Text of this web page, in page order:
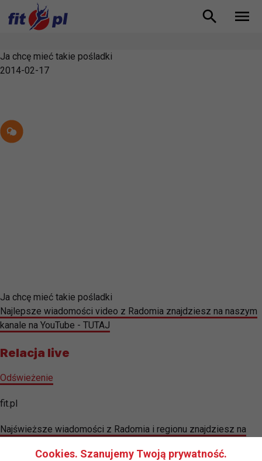
Ja chcę mieć takie pośladki
2014-02-17
Ja chcę mieć takie pośladki
Najlepsze wiadomości video z Radomia znajdziesz na naszym
kanale na YouTube - TUTAJ
Relacja live
Odświeżenie
fit.pl
Najświeższe wiadomości z Radomia i regionu znajdziesz na
Cookies. Szanujemy Twoją prywatność.